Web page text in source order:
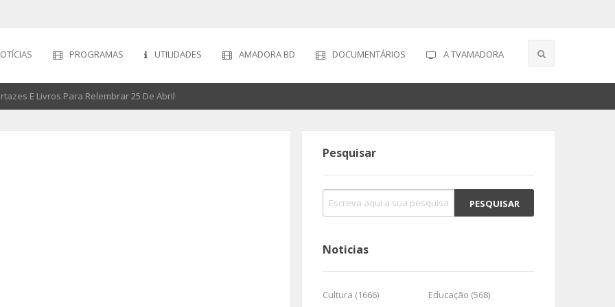
PROGRAMAS UTILIDADES AMADORA BD DOCUMENTÁRIOS A TVAMADORA
E Livros Para Relembrar 25 De Abril
Pesquisar
Noticias
Cultura (1666)
Educação (568)